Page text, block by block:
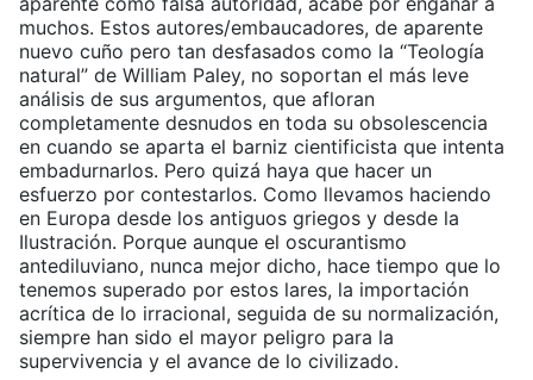
muchos. Estos autores/embaucadores, de aparente
nuevo cuño pero tan desfasados como la “Teología
natural” de William Paley, no soportan el más leve
análisis de sus argumentos, que afloran
completamente desnudos en toda su obsolescencia
en cuando se aparta el barniz cientificista que intenta
embadurnarlos. Pero quizá haya que hacer un
esfuerzo por contestarlos. Como llevamos haciendo
en Europa desde los antiguos griegos y desde la
Ilustración. Porque aunque el oscurantismo
antediluviano, nunca mejor dicho, hace tiempo que lo
tenemos superado por estos lares, la importación
acrítica de lo irracional, seguida de su normalización,
siempre han sido el mayor peligro para la
supervivencia y el avance de lo civilizado.